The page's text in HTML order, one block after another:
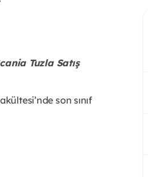
Tuzla Satış
son sınıf